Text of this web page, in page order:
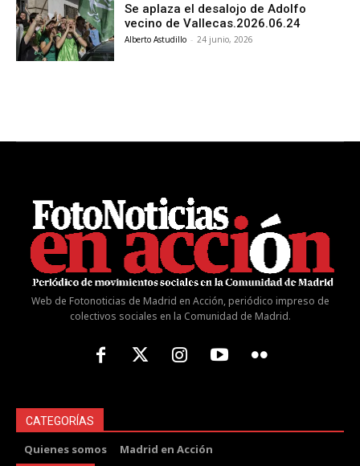
Se aplaza el desalojo de Adolfo
vecino de Vallecas.2026.06.24
Alberto Astudillo - 24 junio, 2026
Web de Fotonoticias de Madrid en Acción, periódico impreso de
colectivos sociales en la Comunidad de Madrid.
CATEGORÍAS
Quienes somos Madrid en Acción